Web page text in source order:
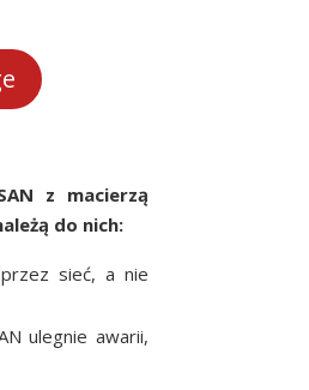
z macierzą
do nich:
sieć, a nie
ulegnie awarii,